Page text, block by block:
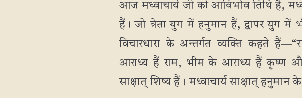
आज मध्वाचार्य जी की आविर्भाव तिथि है,
हैं। जो त्रेता युग में हनुमान हैं, द्वापर युग में
विचारधारा के अन्तर्गत व्यक्ति कहते
आराध्य हैं राम, भीम के आराध्य हैं कृष्ण
साक्षात् शिष्य हैं। मध्वाचार्य साक्षात्